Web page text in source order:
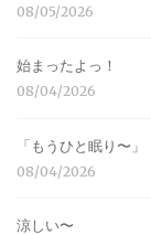
08/05/2026
始まったよっ！
08/04/2026
「もうひと眠り〜」
08/04/2026
涼しい〜